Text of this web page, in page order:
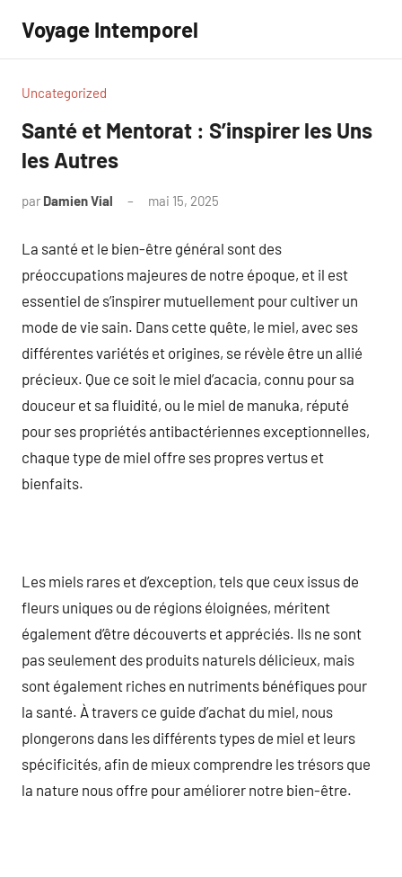
contenu
Voyage Intemporel
Uncategorized
Santé et Mentorat : S’inspirer les Uns
les Autres
par Damien Vial mai 15, 2025
La santé et le bien-être général sont des
préoccupations majeures de notre époque, et il est
essentiel de s’inspirer mutuellement pour cultiver un
mode de vie sain. Dans cette quête, le miel, avec ses
différentes variétés et origines, se révèle être un allié
précieux. Que ce soit le miel d’acacia, connu pour sa
douceur et sa fluidité, ou le miel de manuka, réputé
pour ses propriétés antibactériennes exceptionnelles,
chaque type de miel offre ses propres vertus et
bienfaits.
Les miels rares et d’exception, tels que ceux issus de
fleurs uniques ou de régions éloignées, méritent
également d’être découverts et appréciés. Ils ne sont
pas seulement des produits naturels délicieux, mais
sont également riches en nutriments bénéfiques pour
la santé. À travers ce guide d’achat du miel, nous
plongerons dans les différents types de miel et leurs
spécificités, afin de mieux comprendre les trésors que
la nature nous offre pour améliorer notre bien-être.